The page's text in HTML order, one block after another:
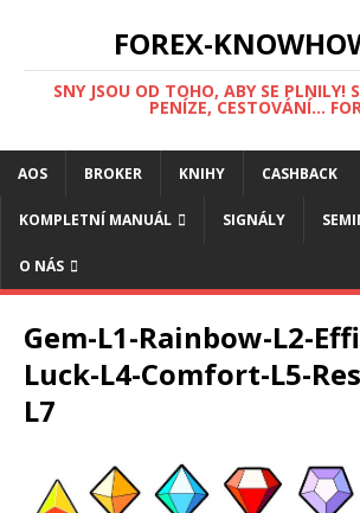
FOREX-
SNY JSOU OD TOHO, ABY SE PLNILY!
PENÍZE, CESTOVÁNÍ...
AOS BROKER KNIHY CASHBACK
KOMPLETNÍ MANUÁL SIGNÁLY
O NÁS
Gem-L1-Rainbow-L2-
Luck-L4-Comfort-L5-
L7